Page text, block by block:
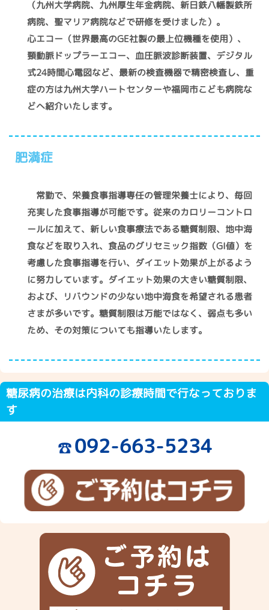
（九州大学病院、九州厚生年金病院、新日鉄八幡製鉄所
病院、聖マリア病院などで研修を受けました）。
心エコー（世界最高のGE社製の最上位機種を使用）、
頸動脈ドップラーエコー、血圧脈波診断装置、デジタル
式24時間心電図など、最新の検査機器で精密検査し、重
症の方は九州大学ハートセンターや福岡市こども病院な
どへ紹介いたします。
肥満症
常勤で、栄養食事指導専任の管理栄養士により、毎回
充実した食事指導が可能です。従来のカロリーコントロ
ールに加えて、新しい食事療法である糖質制限、地中海
食などを取り入れ、食品のグリセミック指数（GI値）を
考慮した食事指導を行い、ダイエット効果が上がるよう
に努力しています。ダイエット効果の大きい糖質制限、
および、リバウンドの少ない地中海食を希望される患者
さまが多いです。糖質制限は万能ではなく、弱点も多い
ため、その対策についても指導いたします。
糖尿病の治療は内科の診療時間で行なっておりま
す
092-663-5234